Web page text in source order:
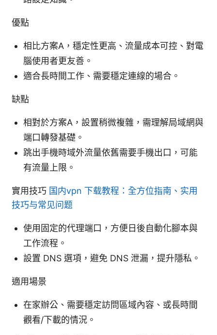
優點
相比方案A，穩定性更高、流量成本可控、對電
腦使用者更友善。
適合長時間工作、需要穩定連線的場合。
缺點
相對於方案A，設置稍微複雜，需理解局域網與
端口轉發基礎。
跳出手機時域外流量依舊需要手機出口，可能
有流量上限。
實用技巧 国内vpn 下载教程：全方位指南、实用
技巧与常见问题
使用固定的代理端口，方便日後自動化腳本與
工作流程。
設置 DNS 選項，避免 DNS 泄漏，提升隱私。
適用場景
在家辦公、需要穩定訪問區域內容、或長時間
觀看/下載的情況。